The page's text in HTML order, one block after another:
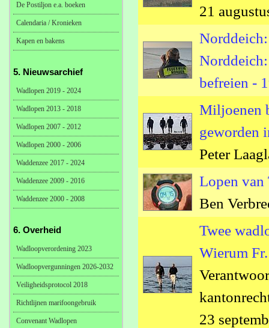
21
befreien -
Miljoenen
geworden
Peter
Lopen van
Ben
Twee
Wierum Fr.
23
De Postiljon e.a. boeken
Calendaria / Kronieken
Kapen en bakens
5. Nieuwsarchief
Wadlopen 2019 - 2024
Wadlopen 2013 - 2018
Wadlopen 2007 - 2012
Wadlopen 2000 - 2006
Waddenzee 2017 - 2024
Waddenzee 2009 - 2016
Waddenzee 2000 - 2008
6. Overheid
Wadloopverordening 2023
Wadloopvergunningen 2026-2032
Veiligheidsprotocol 2018
Richtlijnen marifoongebruik
Convenant Wadlopen